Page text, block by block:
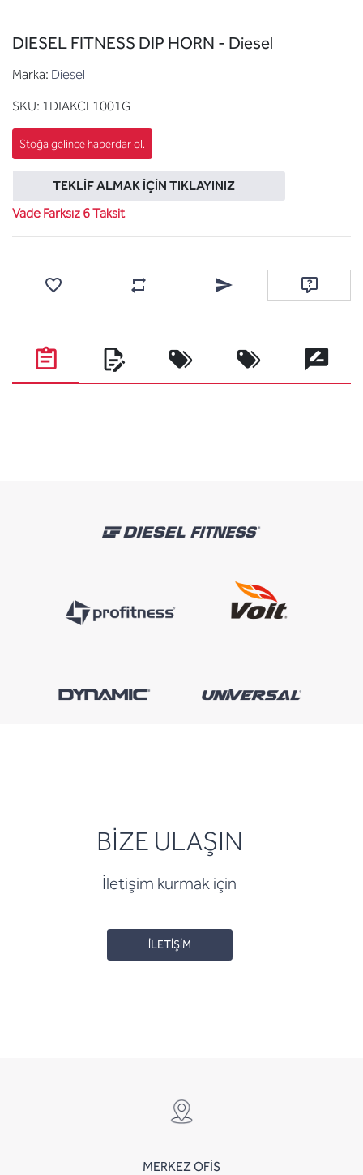
DIESEL FITNESS DIP HORN - Diesel
Marka: Diesel
SKU: 1DIAKCF1001G
TEKLIF ALMAK İÇIN TIKLAYINIZ
Vade Farksız 6 Taksit
Karşılaştırma listesine ekleArkadaşına e-posta ile
Soru sor
BİZE ULAŞIN
İletişim kurmak için
İLETİŞİM
MERKEZ OFİS